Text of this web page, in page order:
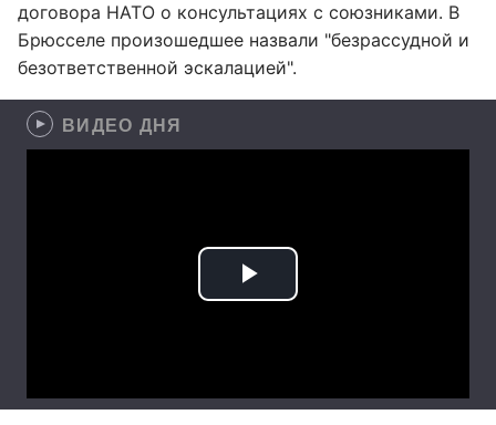
договора НАТО о консультациях с союзниками. В
Брюсселе произошедшее назвали "безрассудной и
безответственной эскалацией".
ВИДЕО ДНЯ